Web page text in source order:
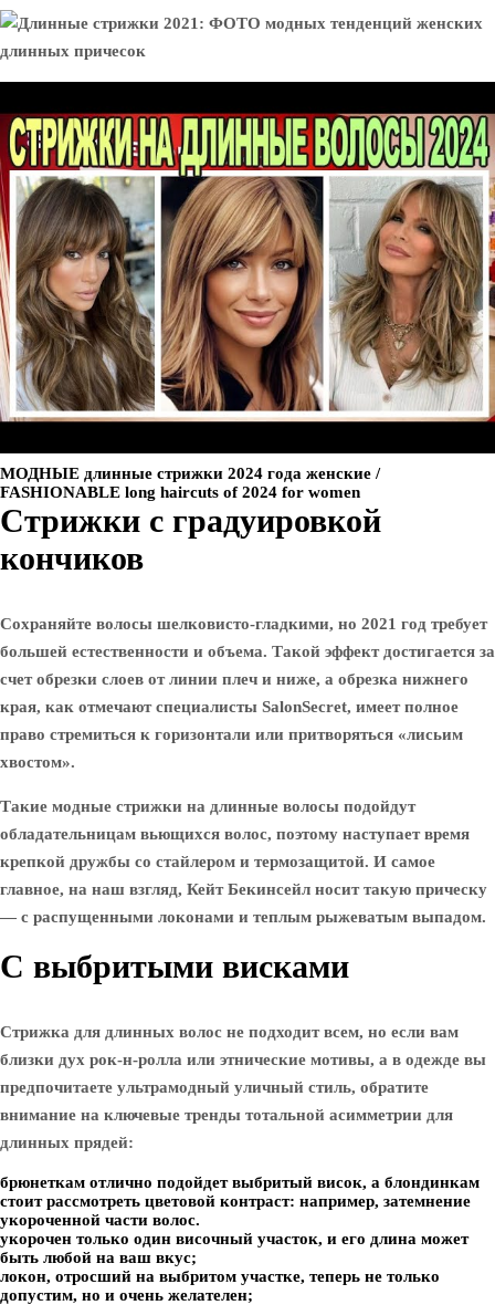
МОДНЫЕ длинные стрижки 2024 года женские /
FASHIONABLE long haircuts of 2024 for women
Стрижки с градуировкой
кончиков
Сохраняйте волосы шелковисто-гладкими, но 2021 год требует
большей естественности и объема. Такой эффект достигается за
счет обрезки слоев от линии плеч и ниже, а обрезка нижнего
края, как отмечают специалисты SalonSecret, имеет полное
право стремиться к горизонтали или притворяться «лисьим
хвостом».
Такие модные стрижки на длинные волосы подойдут
обладательницам вьющихся волос, поэтому наступает время
крепкой дружбы со стайлером и термозащитой. И самое
главное, на наш взгляд, Кейт Бекинсейл носит такую ​​прическу
— с распущенными локонами и теплым рыжеватым выпадом.
С выбритыми висками
Стрижка для длинных волос не подходит всем, но если вам
близки дух рок-н-ролла или этнические мотивы, а в одежде вы
предпочитаете ультрамодный уличный стиль, обратите
внимание на ключевые тренды тотальной асимметрии для
длинных прядей:
брюнеткам отлично подойдет выбритый висок, а блондинкам
стоит рассмотреть цветовой контраст: например, затемнение
укороченной части волос.
укорочен только один височный участок, и его длина может
быть любой на ваш вкус;
локон, отросший на выбритом участке, теперь не только
допустим, но и очень желателен;